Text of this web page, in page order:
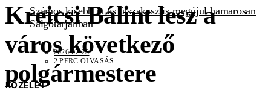
Számos kisebb út és útszakasz is megújul hamarosan
Salgótarjánban
2026-07-23
2 PERC OLVASÁS
KÖZÉLET
Kreicsi Bálint lesz a
város következő
polgármestere